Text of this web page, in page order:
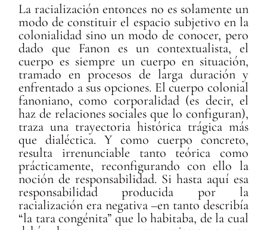
La racialización entonces no es solamente un
modo de constituir el espacio subjetivo en la
colonialidad sino un modo de conocer, pero
dado que Fanon es un contextualista, el
cuerpo es siempre un cuerpo en situación,
tramado en procesos de larga duración y
enfrentado a sus opciones. El cuerpo colonial
fanoniano, como corporalidad (es decir, el
haz de relaciones sociales que lo configuran),
traza una trayectoria histórica trágica más
que dialéctica. Y como cuerpo concreto,
resulta irrenunciable tanto teórica como
prácticamente, reconfigurando con ello la
noción de responsabilidad. Si hasta aquí esa
responsabilidad producida por la
racialización era negativa –en tanto describía
“la tara congénita” que lo habitaba, de la cual